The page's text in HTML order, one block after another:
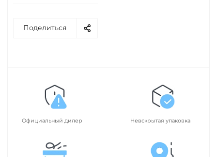
Поделиться
Официальный дилер Невскрытая упаковка